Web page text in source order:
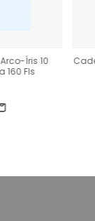
Íris 10
160 Fls